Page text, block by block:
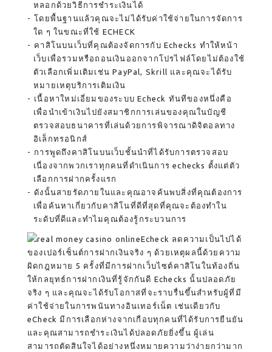
หลอกด้วยวิธีการชำระเงินได้
โดยพื้นฐานแล้วคุณจะไม่ได้รับค่าใช้จ่ายในการจัดการ
ใด ๆ ในขณะที่ใช้ ECHECK
คาสิโนบนเว็บที่คุณต้องจัดการกับ Echecks ทำให้หน้า
เว็บเพื่อรวมหรือถอนเงินออกจากโปรไฟล์โดยไม่ต้องใช้
ตัวเลือกเพิ่มเติมเช่น PayPal, Skrill และคุณจะได้รับ
หมายเหตุบริการเติมเงิน
เนื้อหาใหม่เอี่ยมของระบบ Echeck ทันทีของหนึ่งคือ
เพื่อนำเข้าเงินไปยังสมาชิกการเล่นของคุณในบัญชี
ตรวจสอบธนาคารที่เล่นด้วยการพิจารณาดิจิตอลทาง
อิเล็กทรอนิกส์
การพูดถึงคาสิโนบนเว็บชั้นนำที่ได้รับการตรวจสอบ
เนื่องจากพวกเราทุกคนที่ดำเนินการ echecks ตั้งแต่ตัว
เลือกการฝากครั้งแรก
ดังนั้นสายรัดภายในและคุณอาจค้นพบสิ่งที่คุณต้องการ
เพื่อค้นหาเกี่ยวกับคาสิโนที่ดีที่สุดที่คุณจะต้องทำใน
ระดับที่ดีและทำไมคุณต้องรู้กระบวนการ
Echeck ลดความเป็นไปได้
ของเปอร์เซ็นต์การฝากเงินจริง ๆ ด้วยเหตุผลนี้ด้วยความ
ผิดกฎหมาย 5 ครั้งที่มีการฝากเว็บไซต์คาสิโนในท้องถิ่น
ให้กลยุทธ์การฝากเงินที่รู้จักกันดี Echecks นั้นปลอดภัย
จริง ๆ และคุณจะได้รับโอกาสที่จะราบรื่นขึ้นสำหรับผู้ที่มี
ค่าใช้จ่ายในการพนันทางอินเทอร์เน็ต เช่นเดียวกับ
eCheck มีการเลือกห่างจากเกือบทุกคนที่ได้รับการยืนยัน
และคุณสามารถชำระเงินได้ปลอดภัยยิ่งขึ้น ผู้เล่น
สามารถตัดสินใจได้อย่างหนึ่งหมายความว่าง่ายกว่ามาก